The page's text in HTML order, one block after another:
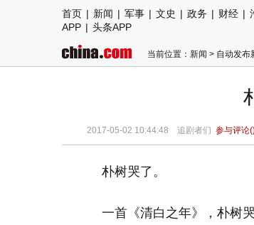
首页 | 新闻 | 军事 | 文史 | 政务 | 财经 |
APP | 头条APP
当前位置： 新闻 > 自动发布
2017-05-02 10:44:48 追剧者们 参与评论(
朴树哭了。
一首《清白之年》，朴树